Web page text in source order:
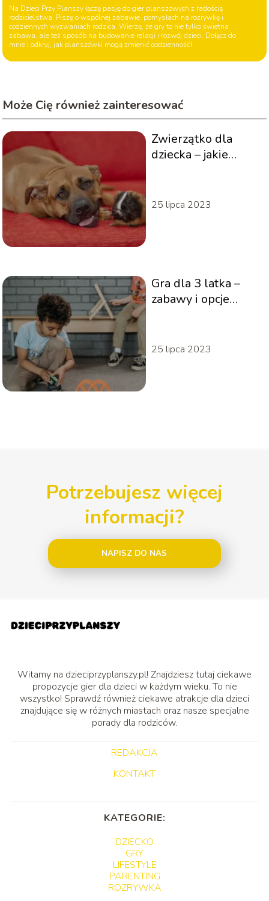
Na Dzieci Przy Planszy łączę pasję do gier planszowych z radością
rodzicielstwa. Piszę o wspólnej zabawie, pomysłach na rozrywkę i
codziennych wyzwaniach rodzica. Wierzę, że gry to nie tylko świetna
zabawa, ale też sposób na budowanie relacji i rozwój dzieci. Dołącz do
mnie i odkryj, jak planszówki mogą zmienić codzienność!
Może Cię również zainteresować
Zwierzątko dla
dziecka – jakie
25 lipca 2023
Gra dla 3 latka –
zabawy i opcje
25 lipca 2023
Potrzebujesz więcej
informacji?
NAPISZ DO NAS
Witamy na dzieciprzyplanszy.pl! Znajdziesz tutaj ciekawe
propozycje gier dla dzieci w każdym wieku. To nie
wszystko! Sprawdź również ciekawe atrakcje dla dzieci
znajdujące się w różnych miastach oraz nasze specjalne
porady dla rodziców.
REDAKCJA
KONTAKT
KATEGORIE:
DZIECKO
GRY
LIFESTYLE
PARENTING
ROZRYWKA